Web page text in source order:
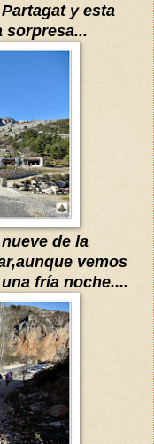
y esta
sorpresa...
de la
vemos
fría noche....